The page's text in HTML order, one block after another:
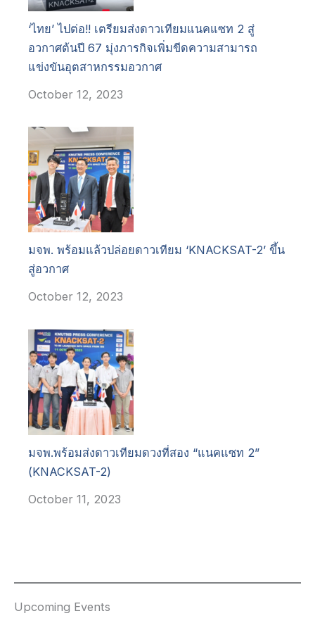
‘ไทย’ ไปต่อ!! เตรียมส่งดาวเทียมแนคแซท 2 สู่
อวกาศต้นปี 67 มุ่งภารกิจเพิ่มขีดความสามารถ
แข่งขันอุตสาหกรรมอวกาศ
October 12, 2023
มจพ. พร้อมแล้วปล่อยดาวเทียม ‘KNACKSAT-2’ ขึ้น
สู่อวกาศ
October 12, 2023
มจพ.พร้อมส่งดาวเทียมดวงที่สอง “แนคแซท 2”
(KNACKSAT-2)
October 11, 2023
Upcoming Events